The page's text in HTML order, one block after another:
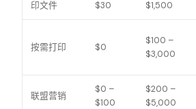
印文件
$30
$1,500
按需打印 $0
$100 –
$3,000
联盟营销
$0 –
$100
$200 –
$5,000